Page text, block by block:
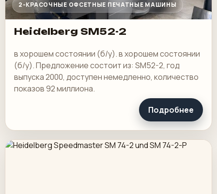
2-КРАСОЧНЫЕ ОФСЕТНЫЕ ПЕЧАТНЫЕ МАШИНЫ
Heidelberg SM52-2
в хорошем состоянии (б/у). в хорошем состоянии
(б/у). Предложение состоит из: SM52-2, год
выпуска 2000, доступен немедленно, количество
показов 92 миллиона.
Подробнее